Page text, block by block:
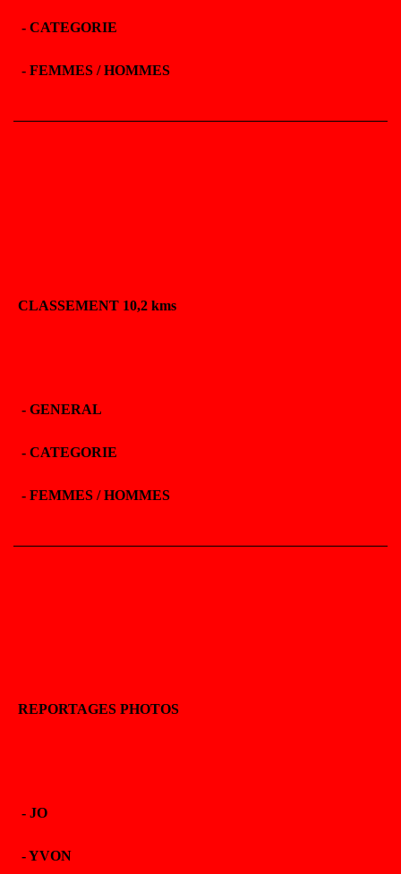
- CATEGORIE
- FEMMES / HOMMES
CLASSEMENT 10,2 kms
- GENERAL
- CATEGORIE
- FEMMES / HOMMES
REPORTAGES PHOTOS
- JO
-YVON